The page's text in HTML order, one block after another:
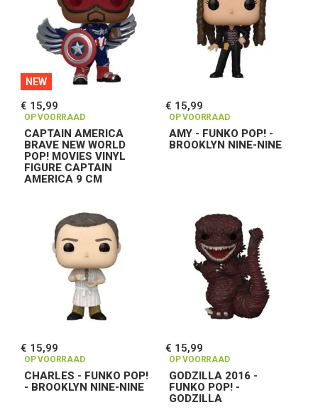
NEW
CAPTAIN AMERICA
BRAVE NEW WORLD
POP! MOVIES VINYL
FIGURE CAPTAIN
AMERICA 9 CM
€ 15,99
OP VOORRAAD
AMY - FUNKO POP! -
BROOKLYN NINE-NINE
€ 15,99
OP VOORRAAD
CHARLES - FUNKO POP!
- BROOKLYN NINE-NINE
€ 15,99
OP VOORRAAD
GODZILLA 2016 -
FUNKO POP! -
GODZILLA
€ 15,99
OP VOORRAAD